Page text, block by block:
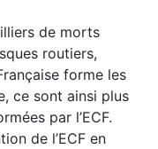
de morts
routiers,
forme les
ce sont ainsi plus
par l’ECF.
de l’ECF en